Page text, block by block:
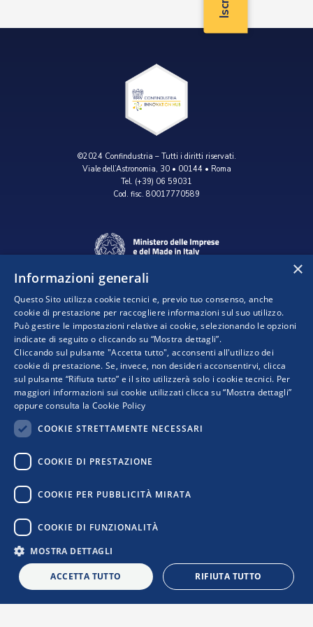
©2024 Confindustria – Tutti i diritti riservati.
Viale dell’Astronomia, 30 • 00144 • Roma
Tel. (+39) 06 59031
Cod. fisc. 80017770589
Progetto realizzato da:
I punti di vista e le opinioni espresse sono solo quelli degli autori e non riflettono
necessariamente quelli dell’Unione Europea o della Commissione Europea. Né l’Unione
Privacy Policy|Cookie Policy
Newsletter| Confindustria
i
×
Informazioni generali
Questo Sito utilizza cookie tecnici e, previo tuo consenso, anche
cookie di prestazione per raccogliere informazioni sul suo utilizzo.
Può gestire le impostazioni relative ai cookie, selezionando le opzioni
indicate di seguito o cliccando su “Mostra dettagli”.
Cliccando sul pulsante "Accetta tutto", acconsenti all'utilizzo dei
cookie di prestazione. Se, invece, non desideri acconsentirvi, clicca
sul pulsante “Rifiuta tutto” e il sito utilizzerà solo i cookie tecnici. Per
maggiori informazioni sui cookie utilizzati clicca su “Mostra dettagli”
oppure consulta la Cookie Policy
COOKIE STRETTAMENTE NECESSARI
COOKIE DI PRESTAZIONE
COOKIE PER PUBBLICITÀ MIRATA
COOKIE DI FUNZIONALITÀ
MOSTRA DETTAGLI
ACCETTA TUTTO RIFIUTA TUTTO